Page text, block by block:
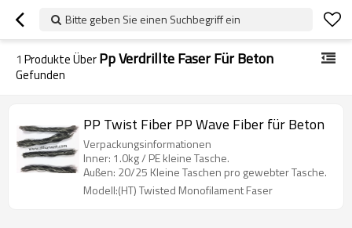
Bitte geben Sie einen Suchbegriff ein
1 Produkte ÜberPp Verdrillte Faser Für Beton
Gefunden
PP Twist Fiber PP Wave Fiber für Beton
Verpackungsinformationen
Inner: 1.0kg / PE kleine Tasche.
Außen: 20/25 Kleine Taschen pro gewebter Tasche.
Modell:(HT) Twisted Monofilament Faser